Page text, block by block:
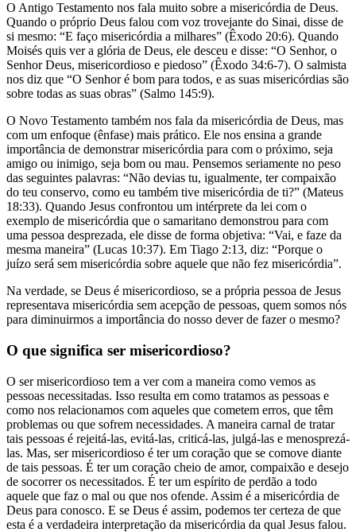
O Antigo Testamento nos fala muito sobre a misericórdia de Deus.
Quando o próprio Deus falou com voz trovejante do Sinai, disse de
si mesmo: “E faço misericórdia a milhares” (Êxodo 20:6). Quando
Moisés quis ver a glória de Deus, ele desceu e disse: “O Senhor, o
Senhor Deus, misericordioso e piedoso” (Êxodo 34:6-7). O salmista
nos diz que “O Senhor é bom para todos, e as suas misericórdias são
sobre todas as suas obras” (Salmo 145:9).
O Novo Testamento também nos fala da misericórdia de Deus, mas
com um enfoque (ênfase) mais prático. Ele nos ensina a grande
importância de demonstrar misericórdia para com o próximo, seja
amigo ou inimigo, seja bom ou mau. Pensemos seriamente no peso
das seguintes palavras: “Não devias tu, igualmente, ter compaixão
do teu conservo, como eu também tive misericórdia de ti?” (Mateus
18:33). Quando Jesus confrontou um intérprete da lei com o
exemplo de misericórdia que o samaritano demonstrou para com
uma pessoa desprezada, ele disse de forma objetiva: “Vai, e faze da
mesma maneira” (Lucas 10:37). Em Tiago 2:13, diz: “Porque o
juízo será sem misericórdia sobre aquele que não fez misericórdia”.
Na verdade, se Deus é misericordioso, se a própria pessoa de Jesus
representava misericórdia sem acepção de pessoas, quem somos nós
para diminuirmos a importância do nosso dever de fazer o mesmo?
O que significa ser misericordioso?
O ser misericordioso tem a ver com a maneira como vemos as
pessoas necessitadas. Isso resulta em como tratamos as pessoas e
como nos relacionamos com aqueles que cometem erros, que têm
problemas ou que sofrem necessidades. A maneira carnal de tratar
tais pessoas é rejeitá-las, evitá-las, criticá-las, julgá-las e menosprezá-
las. Mas, ser misericordioso é ter um coração que se comove diante
de tais pessoas. É ter um coração cheio de amor, compaixão e desejo
de socorrer os necessitados. É ter um espírito de perdão a todo
aquele que faz o mal ou que nos ofende. Assim é a misericórdia de
Deus para conosco. E se Deus é assim, podemos ter certeza de que
esta é a verdadeira interpretação da misericórdia da qual Jesus falou.